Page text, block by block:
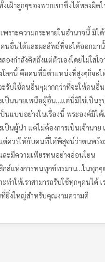
เฝ้าลูกๆของพวกเขาซึ่งได้หลงผิด
าะความกระหายในอำนาจนี้ มิไ
อื่นได้และผลลัพธ์ที่จะได้ออกมานั้
กำลังคิดถึงแต่ตัวเองโดยไม่ใส่ใ
กนี้ คือคนที่มีตำแหน่งที่สูงๆก็จะไ
รับใช้คนอื่นๆมากกว่าที่จะให้คนอื่
รเป็นนายเหนือผู้อื่น…แต่นี่มิใช่เป็
นแบบอย่างในเรื่องนี้ พระองค์มิไ
ป็นผู้นำ แต่ไม่ต้องการเป็นเจ้านา
ต่ควรให้กับคนที่ได้พิสูจน์ว่าตนพร้
ละมีความเพียรทนอย่างอ่อนโยน
ส์แห่งการทนทุกข์ทรมาน…ในทุกๆ
ให้เราสามารถรับใช้ทุกๆคนได้
ที่ยิ่งใหญ่สำหรับคุณงามความดี